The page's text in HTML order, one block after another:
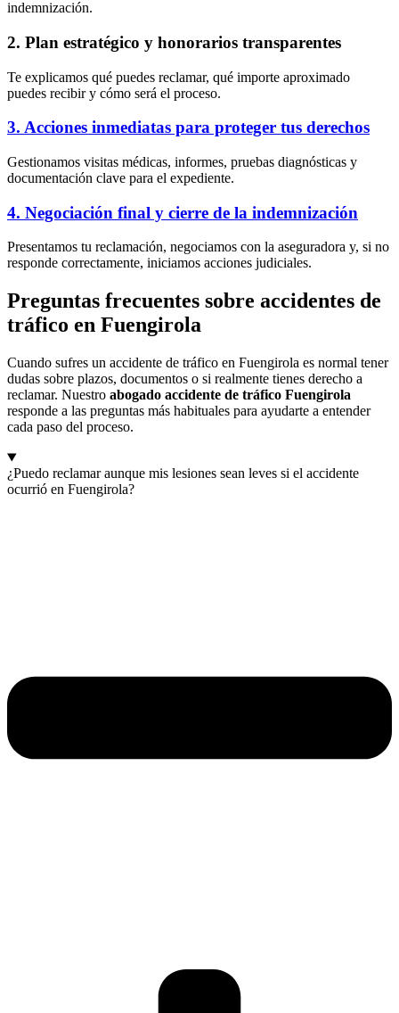
indemnización.
2. Plan estratégico y honorarios transparentes
Te explicamos qué puedes reclamar, qué importe aproximado
puedes recibir y cómo será el proceso.
3. Acciones inmediatas para proteger tus derechos
Gestionamos visitas médicas, informes, pruebas diagnósticas y
documentación clave para el expediente.
4. Negociación final y cierre de la indemnización
Presentamos tu reclamación, negociamos con la aseguradora y, si no
responde correctamente, iniciamos acciones judiciales.
Preguntas frecuentes sobre accidentes de
tráfico en Fuengirola
Cuando sufres un accidente de tráfico en Fuengirola es normal tener
dudas sobre plazos, documentos o si realmente tienes derecho a
reclamar. Nuestro abogado accidente de tráfico Fuengirola
responde a las preguntas más habituales para ayudarte a entender
cada paso del proceso.
¿Puedo reclamar aunque mis lesiones sean leves si el accidente
ocurrió en Fuengirola?